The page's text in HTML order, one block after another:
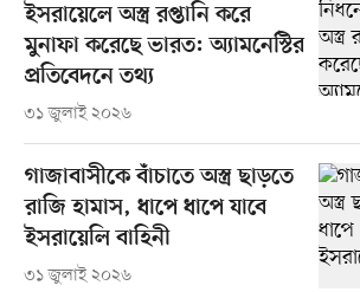
ইসরায়েলে অস্ত্র রপ্তানি করে
মুনাফা করেছে ভারত: অ্যামনেস্টির
প্রতিবেদনে তথ্য
৩১ জুলাই ২০২৬
গাজাবাসীকে বাঁচাতে অস্ত্র ছাড়তে
রাজি হামাস, ধাপে ধাপে যাবে
ইসরায়েলি বাহিনী
৩১ জুলাই ২০২৬